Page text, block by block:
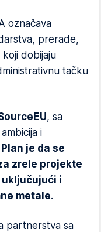
označava
prerade,
dobijaju
tačku
, sa
i
Plan je da se
zrele projekte
uključujući i
metale.
partnerstva sa